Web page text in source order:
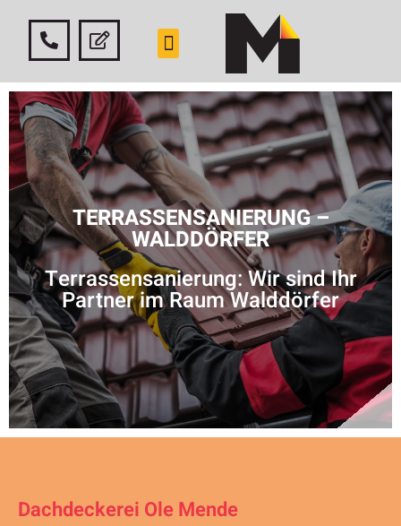
TERRASSENSANIERUNG –
WALDDÖRFER
Terrassensanierung: Wir sind Ihr
Partner im Raum Walddörfer
Dachdeckerei Ole Mende